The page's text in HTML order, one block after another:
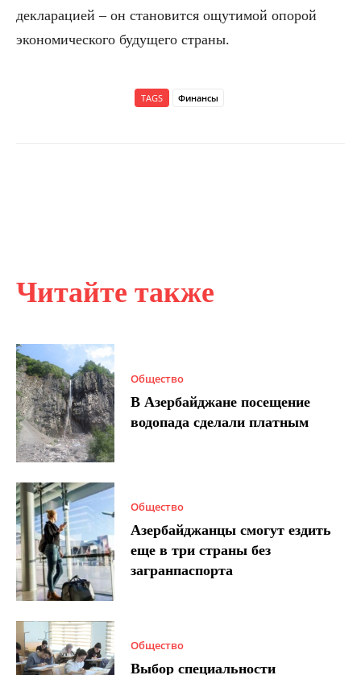
Читайте также
Общество
В Азербайджане посещение
водопада сделали платным
Общество
Азербайджанцы смогут ездить
еще в три страны без
загранпаспорта
Общество
Выбор специальности
декларацией – он становится ощутимой опорой
экономического будущего страны.
TAGS Финансы